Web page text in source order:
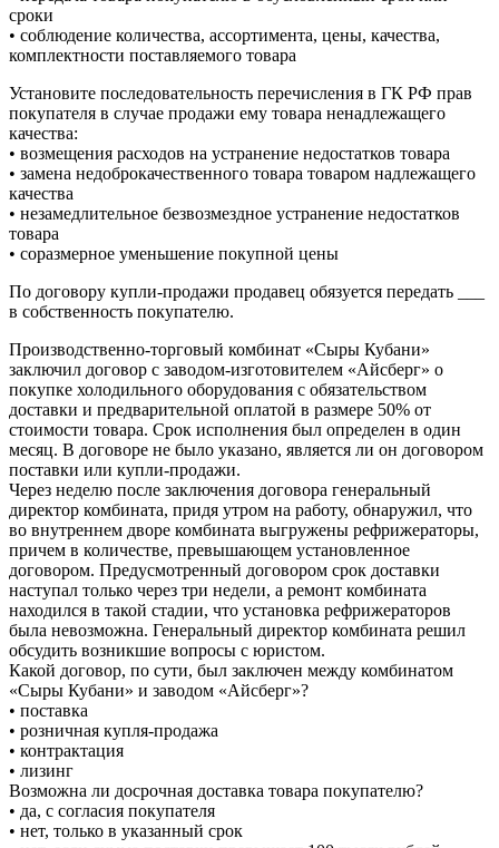
сроки
• соблюдение количества, ассортимента, цены, качества,
комплектности поставляемого товара
Установите последовательность перечисления в ГК РФ прав
покупателя в случае продажи ему товара ненадлежащего
качества:
• возмещения расходов на устранение недостатков товара
• замена недоброкачественного товара товаром надлежащего
качества
• незамедлительное безвозмездное устранение недостатков
товара
• соразмерное уменьшение покупной цены
По договору купли-продажи продавец обязуется передать ___
в собственность покупателю.
Производственно-торговый комбинат «Сыры Кубани»
заключил договор с заводом-изготовителем «Айсберг» о
покупке холодильного оборудования с обязательством
доставки и предварительной оплатой в размере 50% от
стоимости товара. Срок исполнения был определен в один
месяц. В договоре не было указано, является ли он договором
поставки или купли-продажи.
Через неделю после заключения договора генеральный
директор комбината, придя утром на работу, обнаружил, что
во внутреннем дворе комбината выгружены рефрижераторы,
причем в количестве, превышающем установленное
договором. Предусмотренный договором срок доставки
наступал только через три недели, а ремонт комбината
находился в такой стадии, что установка рефрижераторов
была невозможна. Генеральный директор комбината решил
обсудить возникшие вопросы с юристом.
Какой договор, по сути, был заключен между комбинатом
«Сыры Кубани» и заводом «Айсберг»?
• поставка
• розничная купля-продажа
• контрактация
• лизинг
Возможна ли досрочная доставка товара покупателю?
• да, с согласия покупателя
• нет, только в указанный срок